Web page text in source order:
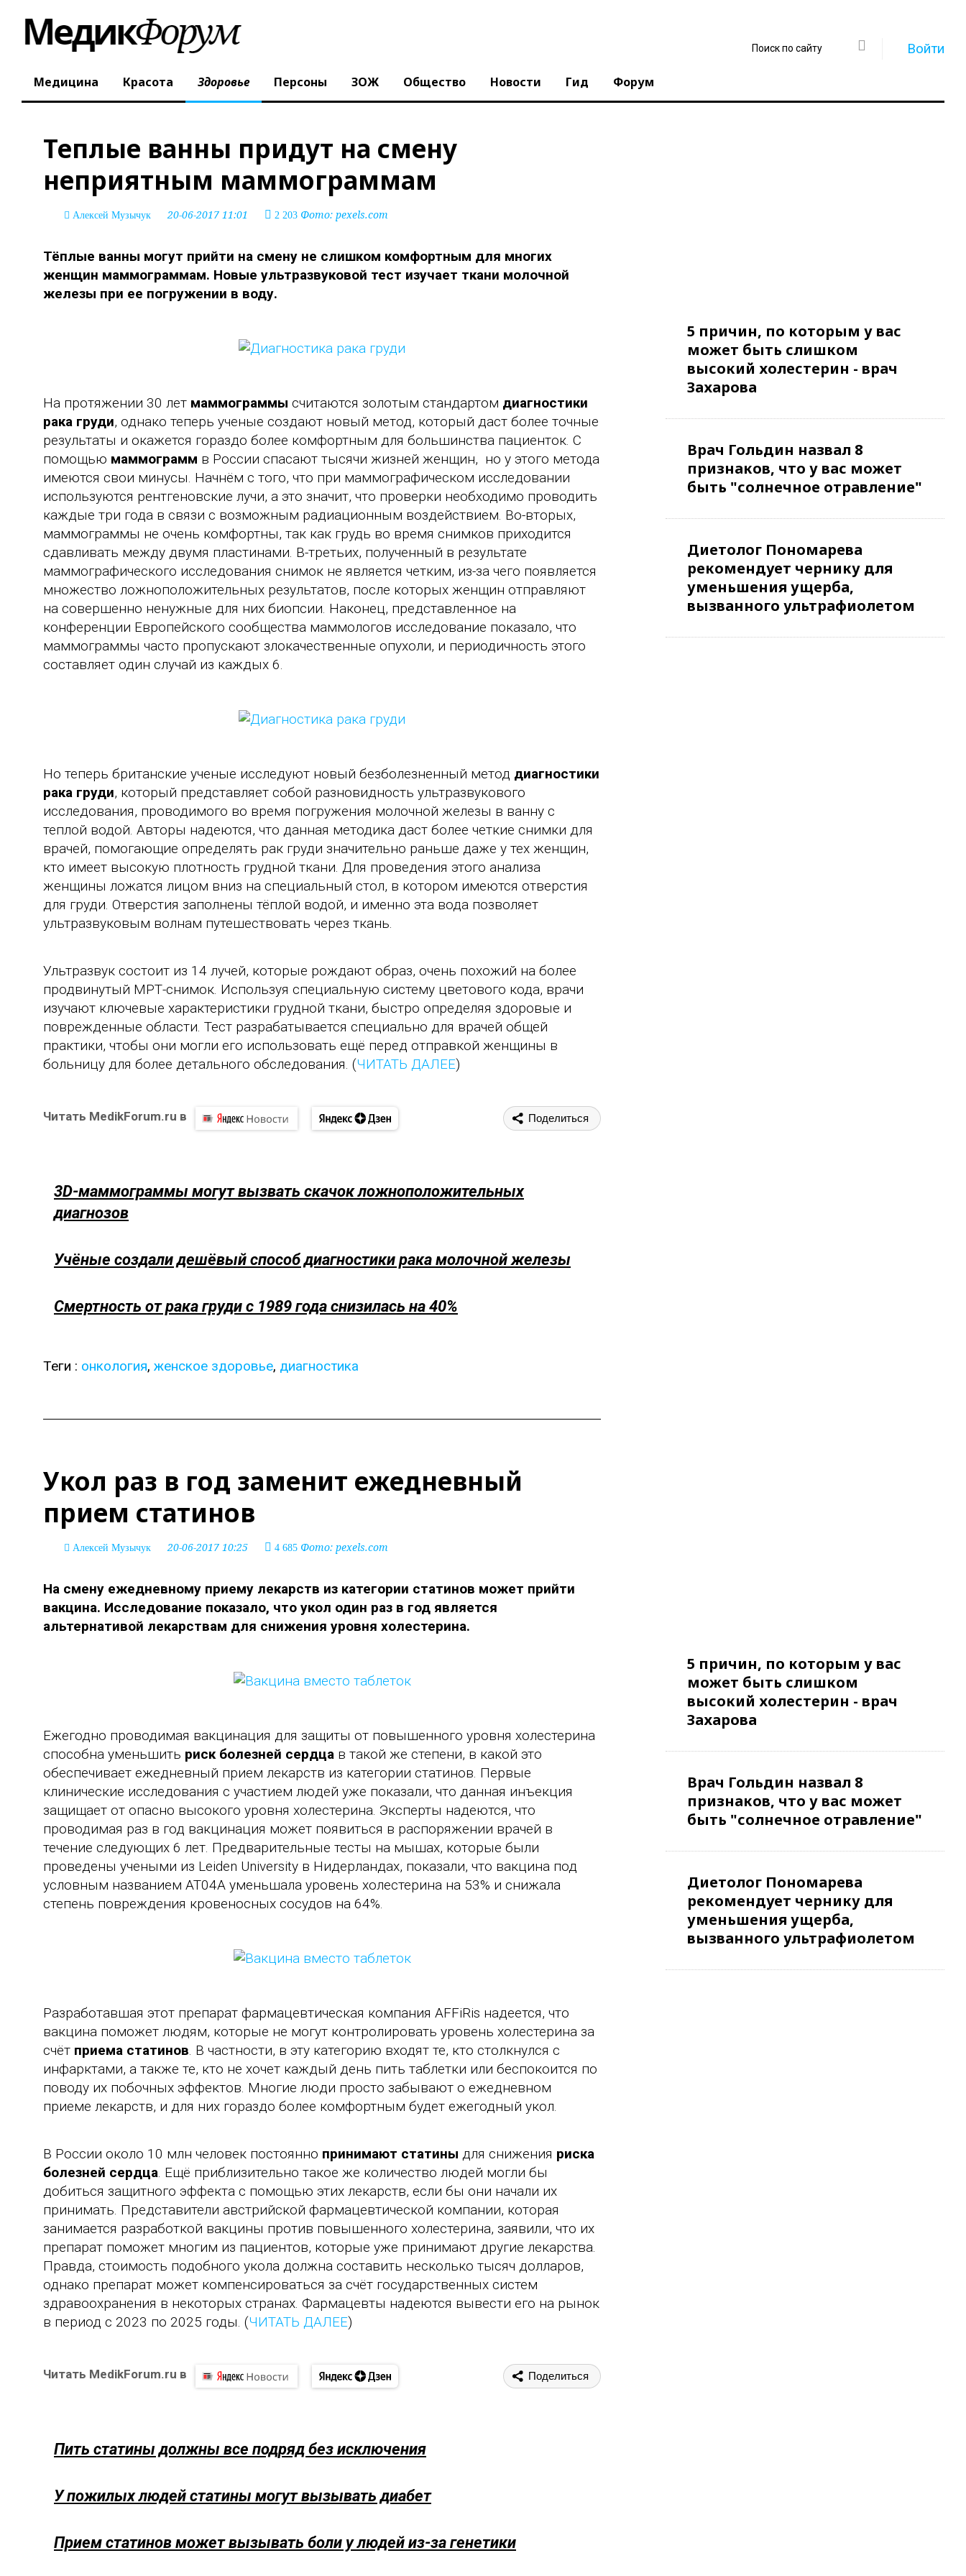
Войти
Медицина Красота Здоровье Персоны ЗОЖ Общество Новости Гид Форум
Теплые ванны придут на смену
неприятным маммограммам
Алексей Музычук 20-06-2017 11:01 2 203 Фото: pexels.com
Тёплые ванны могут прийти на смену не слишком комфортным для многих
женщин маммограммам. Новые ультразвуковой тест изучает ткани молочной
железы при ее погружении в воду.
На протяжении 30 лет маммограммы считаются золотым стандартом диагностики
рака груди, однако теперь ученые создают новый метод, который даст более точные
результаты и окажется гораздо более комфортным для большинства пациенток. С
помощью маммограмм в России спасают тысячи жизней женщин, но у этого метода
имеются свои минусы. Начнём с того, что при маммографическом исследовании
используются рентгеновские лучи, а это значит, что проверки необходимо проводить
каждые три года в связи с возможным радиационным воздействием. Во-вторых,
маммограммы не очень комфортны, так как грудь во время снимков приходится
сдавливать между двумя пластинами. В-третьих, полученный в результате
маммографического исследования снимок не является четким, из-за чего появляется
множество ложноположительных результатов, после которых женщин отправляют
на совершенно ненужные для них биопсии. Наконец, представленное на
конференции Европейского сообщества маммологов исследование показало, что
маммограммы часто пропускают злокачественные опухоли, и периодичность этого
составляет один случай из каждых 6.
Но теперь британские ученые исследуют новый безболезненный метод диагностики
рака груди, который представляет собой разновидность ультразвукового
исследования, проводимого во время погружения молочной железы в ванну с
теплой водой. Авторы надеются, что данная методика даст более четкие снимки для
врачей, помогающие определять рак груди значительно раньше даже у тех женщин,
кто имеет высокую плотность грудной ткани. Для проведения этого анализа
женщины ложатся лицом вниз на специальный стол, в котором имеются отверстия
для груди. Отверстия заполнены тёплой водой, и именно эта вода позволяет
ультразвуковым волнам путешествовать через ткань.
Ультразвук состоит из 14 лучей, которые рождают образ, очень похожий на более
продвинутый МРТ-снимок. Используя специальную систему цветового кода, врачи
изучают ключевые характеристики грудной ткани, быстро определяя здоровые и
поврежденные области. Тест разрабатывается специально для врачей общей
практики, чтобы они могли его использовать ещё перед отправкой женщины в
больницу для более детального обследования. (ЧИТАТЬ ДАЛЕЕ)
Читать MedikForum.ru в Поделиться
3D-маммограммы могут вызвать скачок ложноположительных
диагнозов
Учёные создали дешёвый способ диагностики рака молочной железы
Смертность от рака груди с 1989 года снизилась на 40%
Теги : онкология, женское здоровье, диагностика
5 причин, по которым у вас
может быть слишком
высокий холестерин - врач
Захарова
Врач Гольдин назвал 8
признаков, что у вас может
быть "солнечное отравление"
Диетолог Пономарева
рекомендует чернику для
уменьшения ущерба,
вызванного ультрафиолетом
Укол раз в год заменит ежедневный
прием статинов
Алексей Музычук 20-06-2017 10:25 4 685 Фото: pexels.com
На смену ежедневному приему лекарств из категории статинов может прийти
вакцина. Исследование показало, что укол один раз в год является
альтернативой лекарствам для снижения уровня холестерина.
Ежегодно проводимая вакцинация для защиты от повышенного уровня холестерина
способна уменьшить риск болезней сердца в такой же степени, в какой это
обеспечивает ежедневный прием лекарств из категории статинов. Первые
клинические исследования с участием людей уже показали, что данная инъекция
защищает от опасно высокого уровня холестерина. Эксперты надеются, что
проводимая раз в год вакцинация может появиться в распоряжении врачей в
течение следующих 6 лет. Предварительные тесты на мышах, которые были
проведены учеными из Leiden University в Нидерландах, показали, что вакцина под
условным названием AT04A уменьшала уровень холестерина на 53% и снижала
степень повреждения кровеносных сосудов на 64%.
Разработавшая этот препарат фармацевтическая компания AFFiRis надеется, что
вакцина поможет людям, которые не могут контролировать уровень холестерина за
счёт приема статинов. В частности, в эту категорию входят те, кто столкнулся с
инфарктами, а также те, кто не хочет каждый день пить таблетки или беспокоится по
поводу их побочных эффектов. Многие люди просто забывают о ежедневном
приеме лекарств, и для них гораздо более комфортным будет ежегодный укол.
В России около 10 млн человек постоянно принимают статины для снижения риска
болезней сердца. Ещё приблизительно такое же количество людей могли бы
добиться защитного эффекта с помощью этих лекарств, если бы они начали их
принимать. Представители австрийской фармацевтической компании, которая
занимается разработкой вакцины против повышенного холестерина, заявили, что их
препарат поможет многим из пациентов, которые уже принимают другие лекарства.
Правда, стоимость подобного укола должна составить несколько тысяч долларов,
однако препарат может компенсироваться за счёт государственных систем
здравоохранения в некоторых странах. Фармацевты надеются вывести его на рынок
в период с 2023 по 2025 годы. (ЧИТАТЬ ДАЛЕЕ)
Читать MedikForum.ru в Поделиться
Пить статины должны все подряд без исключения
У пожилых людей статины могут вызывать диабет
Прием статинов может вызывать боли у людей из-за генетики
5 причин, по которым у вас
может быть слишком
высокий холестерин - врач
Захарова
Врач Гольдин назвал 8
признаков, что у вас может
быть "солнечное отравление"
Диетолог Пономарева
рекомендует чернику для
уменьшения ущерба,
вызванного ультрафиолетом